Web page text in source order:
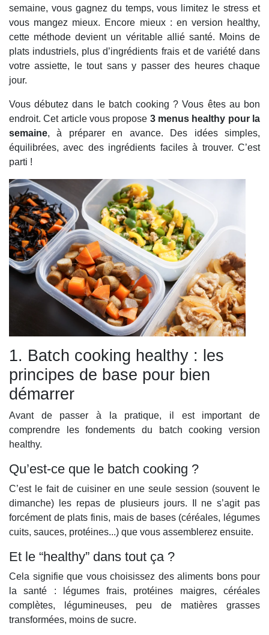
semaine, vous gagnez du temps, vous limitez le stress et
vous mangez mieux. Encore mieux : en version healthy,
cette méthode devient un véritable allié santé. Moins de
plats industriels, plus d’ingrédients frais et de variété dans
votre assiette, le tout sans y passer des heures chaque
jour.
Vous débutez dans le batch cooking ? Vous êtes au bon
endroit. Cet article vous propose 3 menus healthy pour la
semaine, à préparer en avance. Des idées simples,
équilibrées, avec des ingrédients faciles à trouver. C’est
parti !
1. Batch cooking healthy : les
principes de base pour bien
démarrer
Avant de passer à la pratique, il est important de
comprendre les fondements du batch cooking version
healthy.
Qu’est-ce que le batch cooking ?
C’est le fait de cuisiner en une seule session (souvent le
dimanche) les repas de plusieurs jours. Il ne s’agit pas
forcément de plats finis, mais de bases (céréales, légumes
cuits, sauces, protéines...) que vous assemblerez ensuite.
Et le “healthy” dans tout ça ?
Cela signifie que vous choisissez des aliments bons pour
la santé : légumes frais, protéines maigres, céréales
complètes, légumineuses, peu de matières grasses
transformées, moins de sucre.